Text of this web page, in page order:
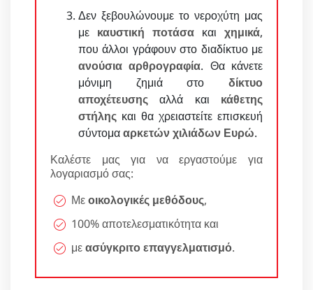
Δεν ξεβουλώνουμε το νεροχύτη μας
με καυστική ποτάσα και χημικά,
που άλλοι γράφουν στο διαδίκτυο με
ανούσια αρθρογραφία. Θα κάνετε
μόνιμη ζημιά στο δίκτυο
αποχέτευσης αλλά και κάθετης
στήλης και θα χρειαστείτε επισκευή
σύντομααρκετών χιλιάδων Ευρώ.
Καλέστε μας για να εργαστούμε για
λογαριασμό σας:
Μεοικολογικές μεθόδους,
100% αποτελεσματικότητα και
μεασύγκριτο επαγγελματισμό.